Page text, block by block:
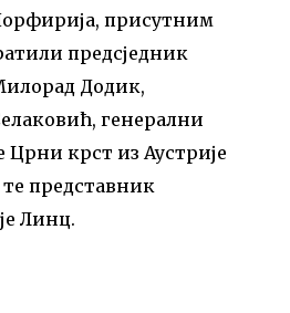
присутним
предсједник
Додик,
генерални
Црни крст из Аустрије
представник
Линц.